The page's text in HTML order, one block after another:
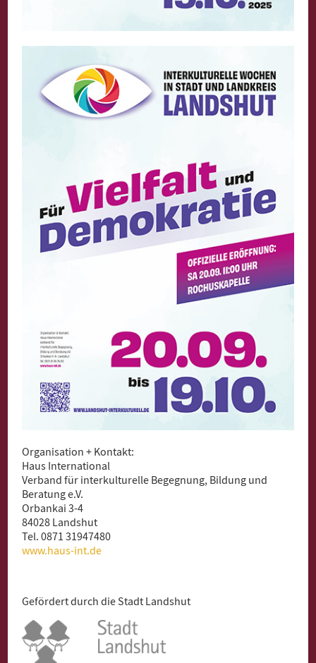
Organisation + Kontakt:
Haus International
Verband für interkulturelle Begegnung, Bildung und
Beratung e.V.
Orbankai 3-4
84028 Landshut
Tel. 0871 31947480
www.haus-int.de
Gefördert durch die Stadt Landshut